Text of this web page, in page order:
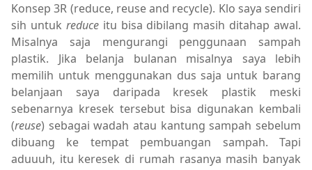
Konsep 3R (reduce, reuse and recycle). Klo saya sendiri
sih untuk reduceitu bisa dibilang masih ditahap awal.
Misalnya saja mengurangi penggunaan sampah
plastik. Jika belanja bulanan misalnya saya lebih
memilih untuk menggunakan dus saja untuk barang
belanjaan saya daripada kresek plastik meski
sebenarnya kresek tersebut bisa digunakan kembali
(reuse) sebagai wadah atau kantung sampah sebelum
dibuang ke tempat pembuangan sampah. Tapi
aduuuh, itu keresek di rumah rasanya masih banyak